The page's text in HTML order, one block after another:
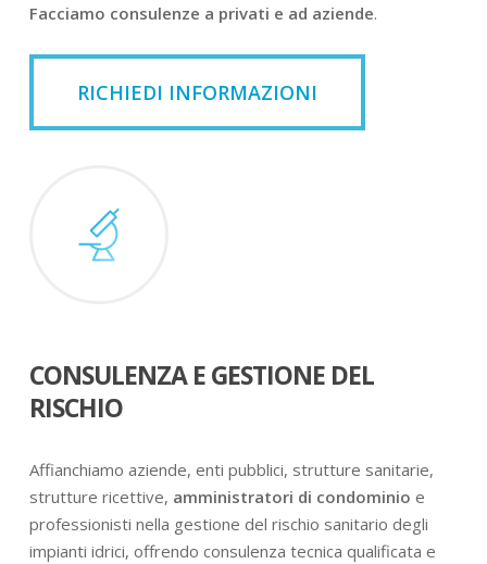
Facciamo consulenze a privati e ad aziende.
RICHIEDI INFORMAZIONI
CONSULENZA E GESTIONE DEL
RISCHIO
Affianchiamo aziende, enti pubblici, strutture sanitarie,
strutture ricettive, amministratori di condominio e
professionisti nella gestione del rischio sanitario degli
impianti idrici, offrendo consulenza tecnica qualificata e